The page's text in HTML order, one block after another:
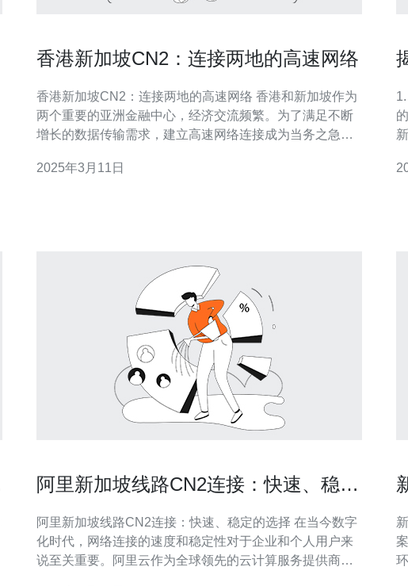
香港新加坡CN2：连接两地的高速网络
香港新加坡CN2：连接两地的高速网络 香港和新加坡作为
两个重要的亚洲金融中心，经济交流频繁。为了满足不断
增长的数据传输需求，建立高速网络连接成为当务之急。
CN2网络，全称ChinaNet Next Carrying
2025年3月11日
1. 引言 在全
阿里新加坡线路CN2连接：快速、稳定
阿里新加坡线路CN2连接：快速、稳定的选择 在当今数字
化时代，网络连接的速度和稳定性对于企业和个人用户来
说至关重要。阿里云作为全球领先的云计算服务提供商，